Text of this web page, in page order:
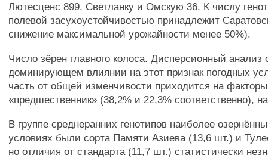
Лютесценс 899, Светланку и Омскую 36. К числу
полевой засухоустойчивостью принадлежит
снижение максимальной урожайности менее 50%).
Число зёрен главного колоса. Дисперсионный анализ
доминирующем влиянии на этот признак погодных
часть от общей изменчивости приходится на
«предшественник» (38,2% и 22,3% соответственно),
В группе среднеранних генотипов наиболее
условиях были сорта Памяти Азиева (13,6 шт.) и
но отличия от стандарта (11,7 шт.) статистически